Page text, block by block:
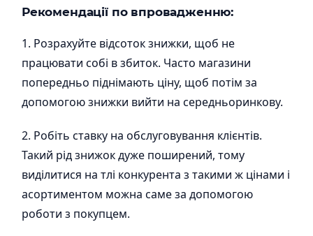
Рекомендації по впровадженню:
1. Розрахуйте відсоток знижки, щоб не
працювати собі в збиток. Часто магазини
попередньо піднімають ціну, щоб потім за
допомогою знижки вийти на середньоринкову.
2. Робіть ставку на обслуговування клієнтів.
Такий рід знижок дуже поширений, тому
виділитися на тлі конкурента з такими ж цінами і
асортиментом можна саме за допомогою
роботи з покупцем.